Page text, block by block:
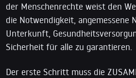
der Menschenrechte weist den
die Notwendigkeit, angemessene
Unterkunft,
Sicherheit für alle zu garantieren.
Der erste Schritt muss die